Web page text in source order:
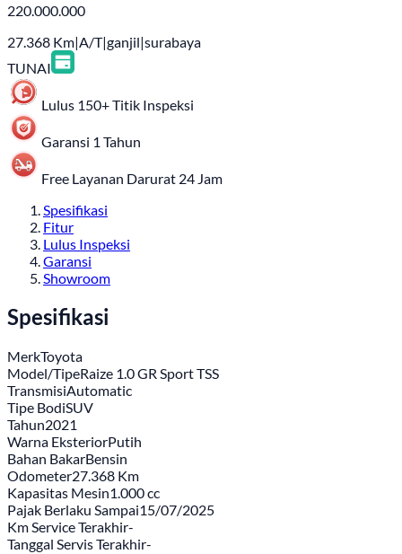
220.000.000
27.368 Km|A/T|ganjil|surabaya
TUNAI
Lulus 150+ Titik Inspeksi
Garansi 1 Tahun
Free Layanan Darurat 24 Jam
Spesifikasi
Fitur
Lulus Inspeksi
Garansi
Showroom
Spesifikasi
MerkToyota
Model/TipeRaize 1.0 GR Sport TSS
TransmisiAutomatic
Tipe BodiSUV
Tahun2021
Warna EksteriorPutih
Bahan BakarBensin
Odometer27.368 Km
Kapasitas Mesin1.000 cc
Pajak Berlaku Sampai15/07/2025
Km Service Terakhir-
Tanggal Servis Terakhir-